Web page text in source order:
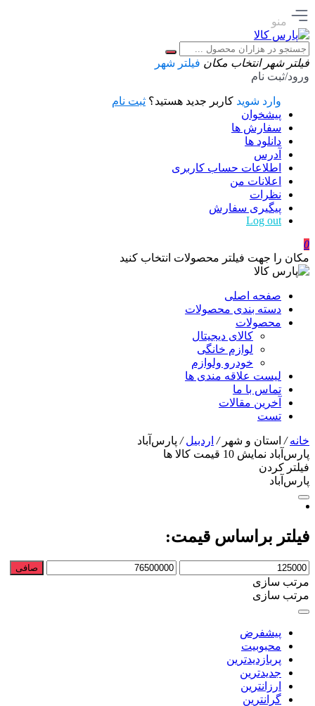
منو
فیلتر شهر انتخاب مکان فیلتر شهر
ورود/ثبت نام
وارد شوید کاربر جدید هستید؟ ثبت نام
پیشخوان
سفارش ها
دانلود ها
آدرس
اطلاعات حساب كاربری
اعلانات من
نظرات
پیگیری سفارش
Log out
0
مکان را جهت فیلتر محصولات انتخاب کنید
صفحه اصلی
دسته بندی محصولات
محصولات
کالای دیجیتال
لوازم خانگی
خودرو ولوازم
لیست علاقه مندی ها
تماس با ما
آخرین مقالات
تست
خانه/ استان و شهر / اردبیل/ پارس‌آباد
پارس‌آباد نمایش 10 قیمت کالا ها
فیلتر کردن
پارس‌آباد
فیلتر براساس قیمت:
حداقل
قیمت
حداكثر
صافی
مرتب سازی
مرتب سازی
پیشفرض
محبوبیت
پربازدیدترین
جدیدترین
ارزانترین
گرانترین